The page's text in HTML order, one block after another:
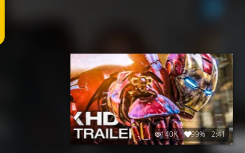
140K 99% 2:41